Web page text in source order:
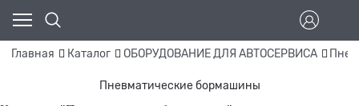
Главная Каталог ОБОРУДОВАНИЕ ДЛЯ АВТОСЕРВИСА
Пневматические бормашины